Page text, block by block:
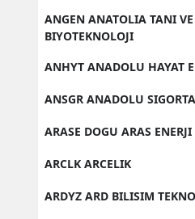
ANGEN ANATOLIA TANI VE
BIYOTEKNOLOJI
ANHYT ANADOLU HAYAT
ANSGR ANADOLU SIGORTA
ARASE DOGU ARAS ENERJI
ARCLK ARCELIK
ARDYZ ARD BILISIM